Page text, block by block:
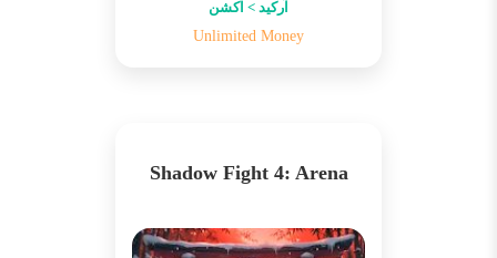
آرکید > اکشن
Unlimited Money
Shadow Fight 4: Arena